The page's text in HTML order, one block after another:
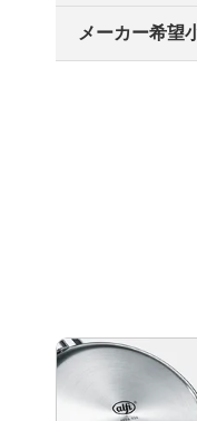
メーカー希望